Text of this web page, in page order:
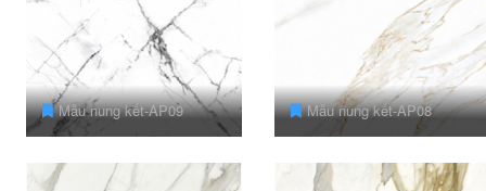
Mẫu nung kết-AP09 Mẫu nung kết-AP08